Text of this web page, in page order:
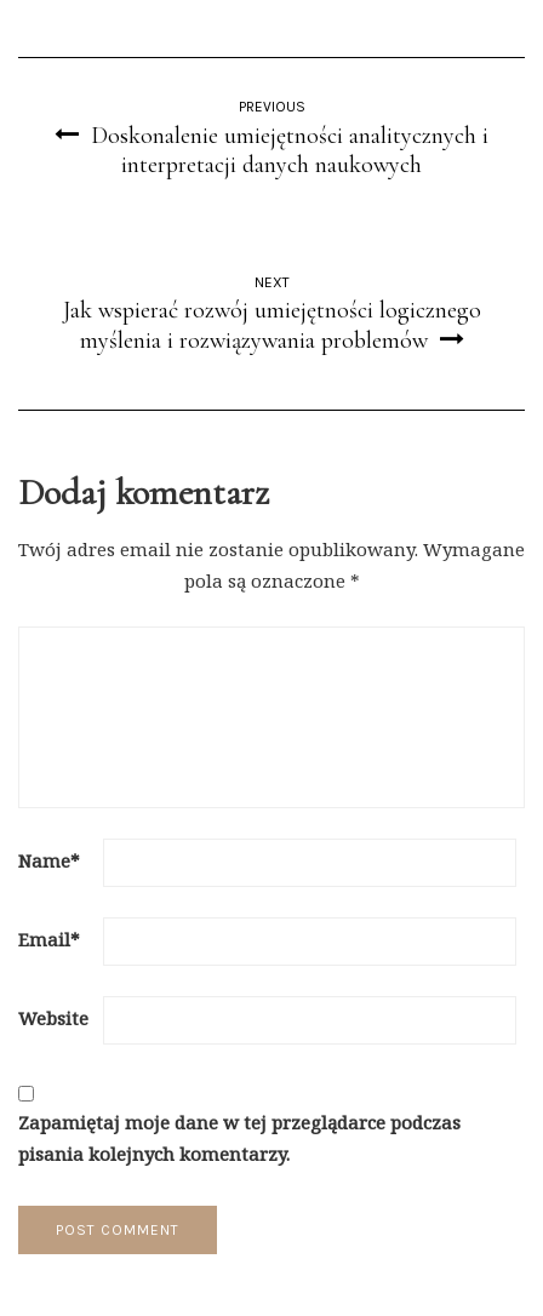
PREVIOUS
Doskonalenie umiejętności analitycznych i
interpretacji danych naukowych
NEXT
Jak wspierać rozwój umiejętności logicznego
myślenia i rozwiązywania problemów
Dodaj komentarz
Twój adres email nie zostanie opublikowany. Wymagane
pola są oznaczone *
Name*
Email*
Website
Zapamiętaj moje dane w tej przeglądarce podczas
pisania kolejnych komentarzy.